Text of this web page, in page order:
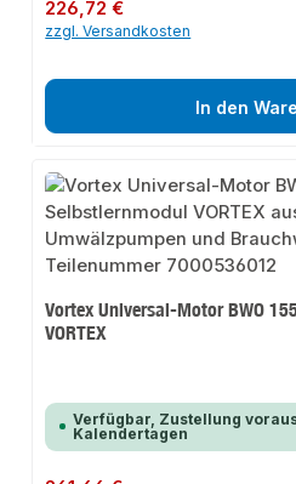
Regulärer Preis:
226,72 €
zzgl. Versandkosten
In den
Vortex Universal-Motor BWO
VORTEX
Verfügbar, Zustellung
Kalendertagen